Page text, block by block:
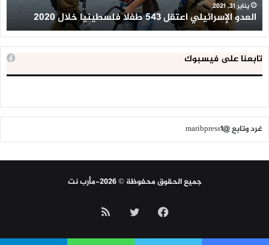
يناير 31, 2021
العدو الإسرائيلي اعتقل 543 طفلا فلسطينيا خلال 2020
تابعنا على فيسبوك
غرد وتابع @maribpress1
جميع الحقوق محفوظة © 2026-مأرب نت
فيسبوك تويتر ملخص
الموقع